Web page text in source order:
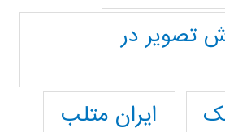
تصوير در
ایران متلب